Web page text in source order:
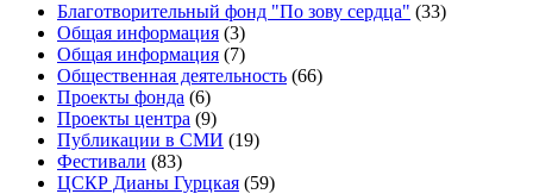
Благотворительный фонд "По зову сердца" (33)
Общая информация (3)
Общая информация (7)
Общественная деятельность (66)
Проекты фонда (6)
Проекты центра (9)
Публикации в СМИ (19)
Фестивали (83)
ЦСКР Дианы Гурцкая (59)